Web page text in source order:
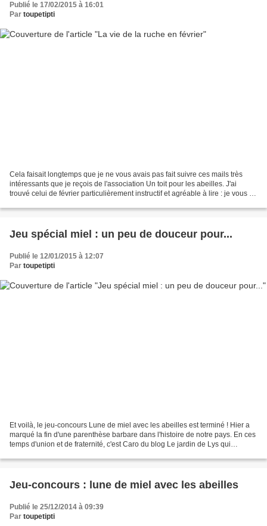
Publié le 17/02/2015 à 16:01
Par toupetipti
Cela faisait longtemps que je ne vous avais pas fait suivre ces mails très
intéressants que je reçois de l'association Un toit pour les abeilles. J'ai
trouvé celui de février particulièrement instructif et agréable à lire : je vous le
Jeu spécial miel : un peu de douceur pour...
Publié le 12/01/2015 à 12:07
Par toupetipti
Et voilà, le jeu-concours Lune de miel avec les abeilles est terminé ! Hier a
marqué la fin d'une parenthèse barbare dans l'histoire de notre pays. En ces
temps d'union et de fraternité, c'est Caro du blog Le jardin de Lys qui
Jeu-concours : lune de miel avec les abeilles
Publié le 25/12/2014 à 09:39
Par toupetipti